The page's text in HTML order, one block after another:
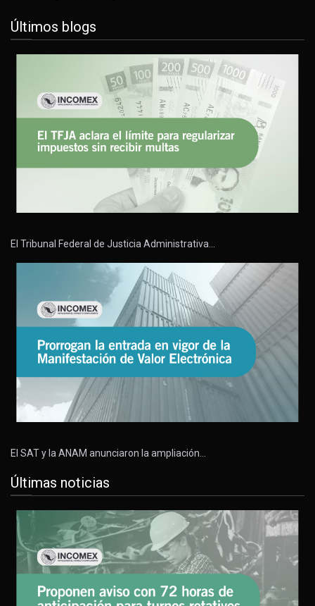
Últimos blogs
El Tribunal Federal de Justicia Administrativa…
El SAT y la ANAM anunciaron la ampliación…
Últimas noticias